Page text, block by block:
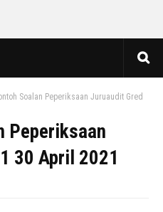
Soalan Peperiksaan Juruaudit Gred
Peperiksaan
30 April 2021